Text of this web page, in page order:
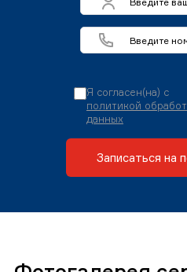
Я согласен(на) с
политикой
данных
Записаться на